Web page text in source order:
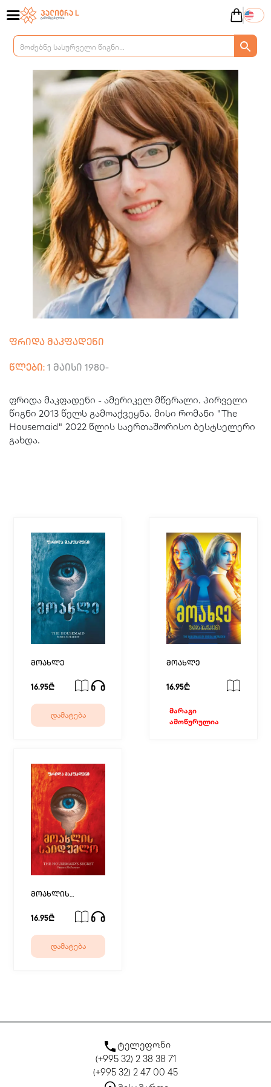
ფრიდა მაკფადენი
წლები: 1 მაისი 1980-
ფრიდა მაკფადენი - ამერიკელ მწერალი. პირველი
წიგნი 2013 წელს გამოაქვეყნა. მისი რომანი "The
Housemaid" 2022 წლის საერთაშორისო ბესტსელერი
გახდა.
მოახლე
16.95₾
დამატება
მოახლე
16.95₾
მარაგი
ამოწურულია
მოახლის
16.95₾
დამატება
ტელეფონი
(+995 32) 2 38 38 71
(+995 32) 2 47 00 45